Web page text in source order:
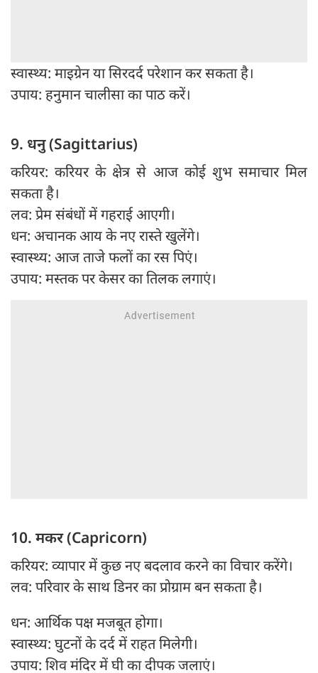
स्वास्थ्य: माइग्रेन या सिरदर्द परेशान कर सकता है।
उपाय: हनुमान चालीसा का पाठ करें।
9. धनु (Sagittarius)
करियर: करियर के क्षेत्र से आज कोई शुभ समाचार मिल
सकता है।
लव: प्रेम संबंधों में गहराई आएगी।
धन: अचानक आय के नए रास्ते खुलेंगे।
स्वास्थ्य: आज ताजे फलों का रस पिएं।
उपाय: मस्तक पर केसर का तिलक लगाएं।
10. मकर (Capricorn)
करियर: व्यापार में कुछ नए बदलाव करने का विचार करेंगे।
लव: परिवार के साथ डिनर का प्रोग्राम बन सकता है।
धन: आर्थिक पक्ष मजबूत होगा।
स्वास्थ्य: घुटनों के दर्द में राहत मिलेगी।
उपाय: शिव मंदिर में घी का दीपक जलाएं।